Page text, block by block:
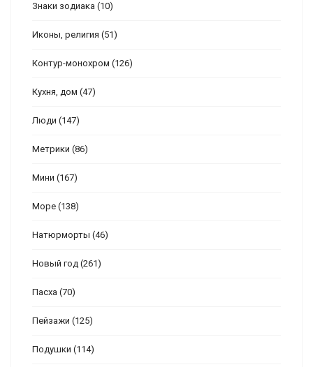
Знаки зодиака (10)
Иконы, религия (51)
Контур-монохром (126)
Кухня, дом (47)
Люди (147)
Метрики (86)
Мини (167)
Море (138)
Натюрморты (46)
Новый год (261)
Пасха (70)
Пейзажи (125)
Подушки (114)